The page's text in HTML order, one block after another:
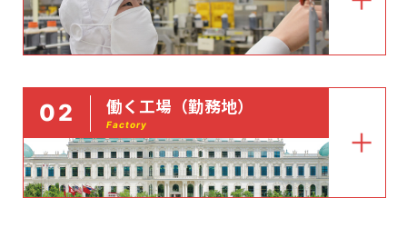
02 働く工場（勤務地）
Factory